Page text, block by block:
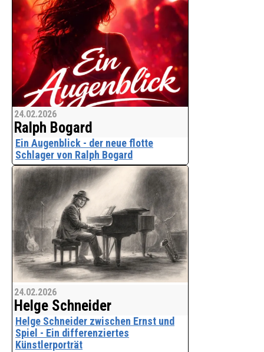
UND ETHIK
Die wichtigsten Fragen unserer Zeit -
komödiantisch beantwortet.
Was hat der Mensch der Kün
24.02.2026
Ralph Bogard
Ein Augenblick - der neue flotte
Schlager von Ralph Bogard
RALPH BOGARD schlägt ein neues
musikalisches Kapitel auf und wagt
sich erneut bewusst auf neues Terrain.
Der Song verbindet modernen Disco-
Pop mit einer intensiven, fast
magischen Gefühlswelt und
24.02.2026
Helge Schneider
Helge Schneider zwischen Ernst und
Spiel - Ein differenziertes
Künstlerporträt